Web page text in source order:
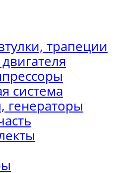
трапеции
система
генераторы